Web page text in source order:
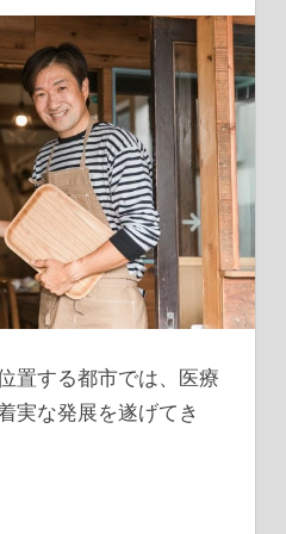
置する都市では、医療
実な発展を遂げてき